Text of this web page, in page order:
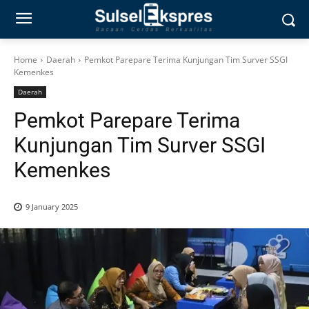
Home Daerah
Pemkot Parepare Terima Kunjungan Tim Surver SSGI
Kemenkes
Daerah
Pemkot Parepare Terima
Kunjungan Tim Surver SSGI
Kemenkes
9 January 2025